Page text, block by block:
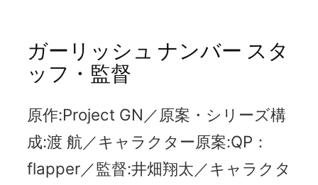
ガーリッシュ ナンバー スタ
ッフ・監督
原作:Project GN／原案・シリーズ構
成:渡 航／キャラクター原案:QP：
flapper／監督:井畑翔太／キャラクタ